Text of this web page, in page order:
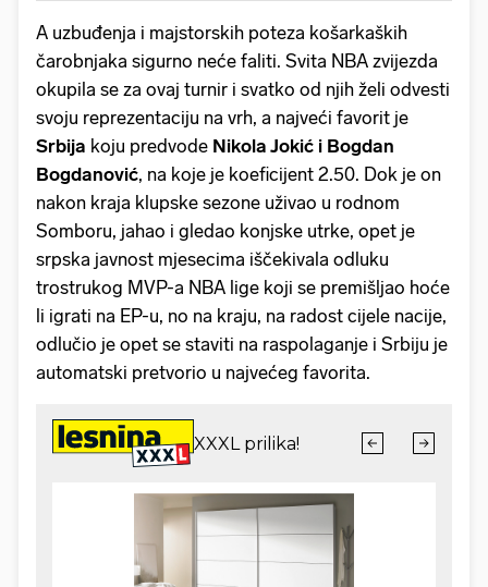
A uzbuđenja i majstorskih poteza košarkaških
čarobnjaka sigurno neće faliti. Svita NBA zvijezda
okupila se za ovaj turnir i svatko od njih želi odvesti
svoju reprezentaciju na vrh, a najveći favorit je
Srbija koju predvode Nikola Jokić i Bogdan
Bogdanović, na koje je koeficijent 2.50. Dok je on
nakon kraja klupske sezone uživao u rodnom
Somboru, jahao i gledao konjske utrke, opet je
srpska javnost mjesecima iščekivala odluku
trostrukog MVP-a NBA lige koji se premišljao hoće
li igrati na EP-u, no na kraju, na radost cijele nacije,
odlučio je opet se staviti na raspolaganje i Srbiju je
automatski pretvorio u najvećeg favorita.